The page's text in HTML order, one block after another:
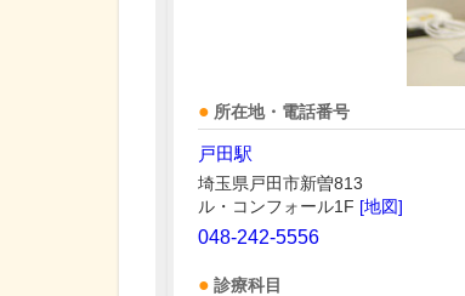
所在地・電話番号
戸田駅
埼玉県戸田市新曽813
ル・コンフォール1F [地図]
048-242-5556
診療科目